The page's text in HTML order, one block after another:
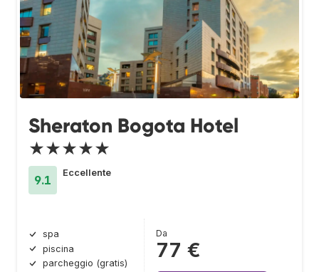
Sheraton Bogota Hotel
★★★★★
9.1
Eccellente
spa
piscina
parcheggio (gratis)
Da
77 €